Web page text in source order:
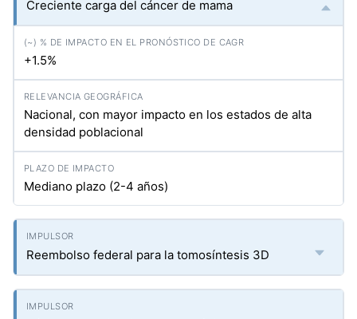
Creciente carga del cáncer de mama
+1.5%
Nacional, con mayor impacto en los estados de alta
densidad poblacional
Mediano plazo (2-4 años)
Reembolso federal para la tomosíntesis 3D